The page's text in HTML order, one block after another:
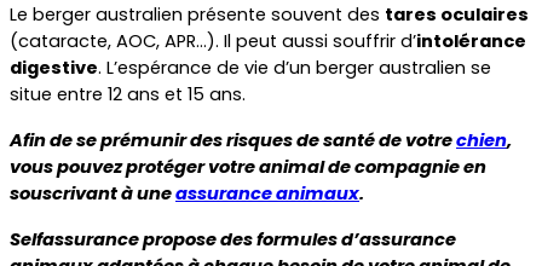
Le berger australien présente souvent des tares oculaires
(cataracte, AOC, APR…). Il peut aussi souffrir d’intolérance
digestive. L’espérance de vie d’un berger australien se
situe entre 12 ans et 15 ans.
Afin de se prémunir des risques de santé de votre chien,
vous pouvez protéger votre animal de compagnie en
souscrivant à une assurance animaux.
Selfassurance propose des formules d’assurance